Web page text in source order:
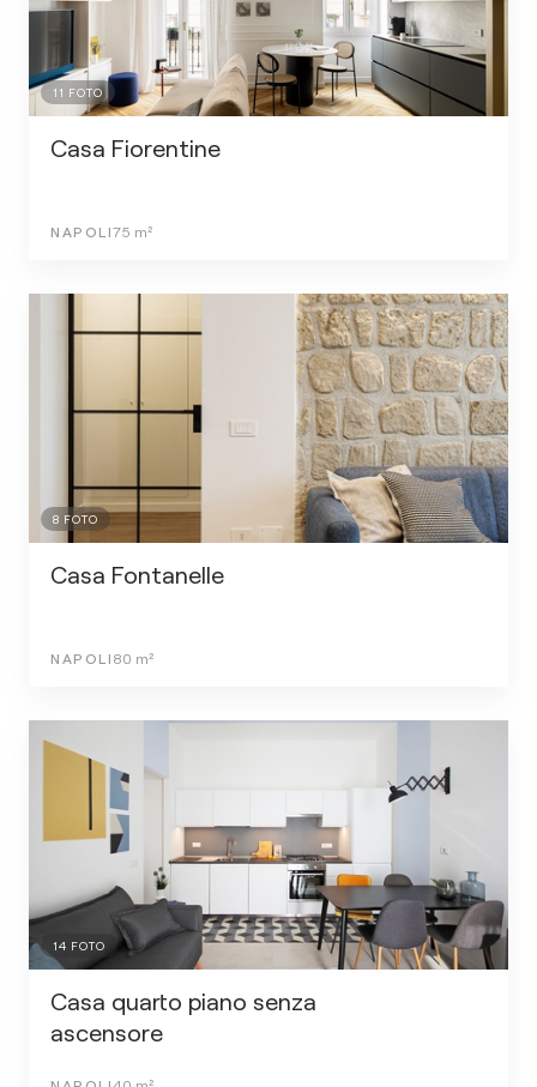
11 FOTO
Casa Fiorentine
NAPOLI75 m²
8 FOTO
Casa Fontanelle
NAPOLI 80 m²
14 FOTO
Casa quarto piano senza
ascensore